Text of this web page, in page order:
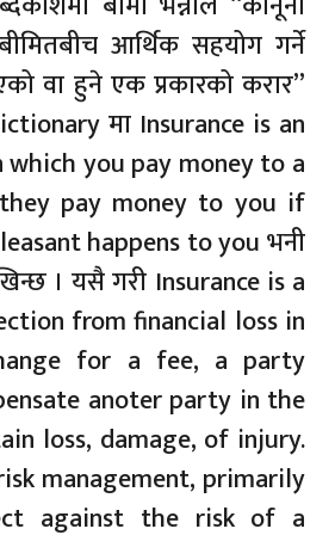
आर्थिक सहयोग गर्ने
वा हुने एक प्रकारको करार”
मा Insurance is an
you pay money to a
pay money to you if
happens to you भनी
। यसै गरी Insurance is a
from financial loss in
for a fee, a party
anoter party in the
loss, damage, of injury.
management, primarily
against the risk of a